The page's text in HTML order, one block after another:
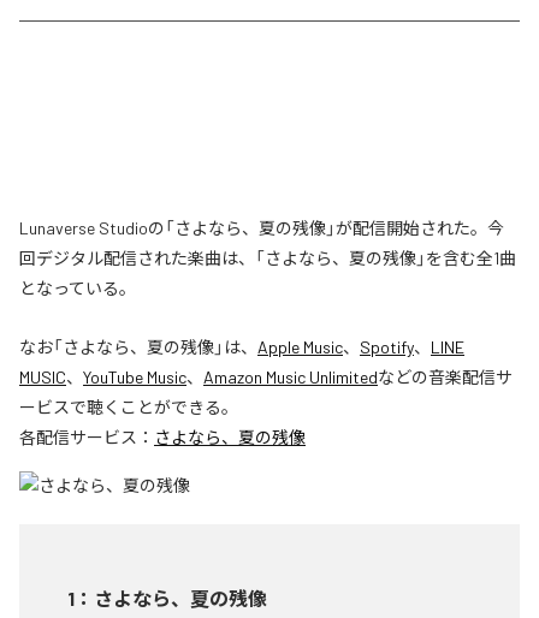
Lunaverse Studioの「さよなら、夏の残像」が配信開始された。今
回デジタル配信された楽曲は、「さよなら、夏の残像」を含む全1曲
となっている。
なお「さよなら、夏の残像」は、 Apple Music、 Spotify、 LINE
MUSIC、 YouTube Music、 Amazon Music Unlimitedなどの音楽配信サ
ービスで聴くことができる。
各配信サービス： さよなら、夏の残像
1 ： さよなら、夏の残像